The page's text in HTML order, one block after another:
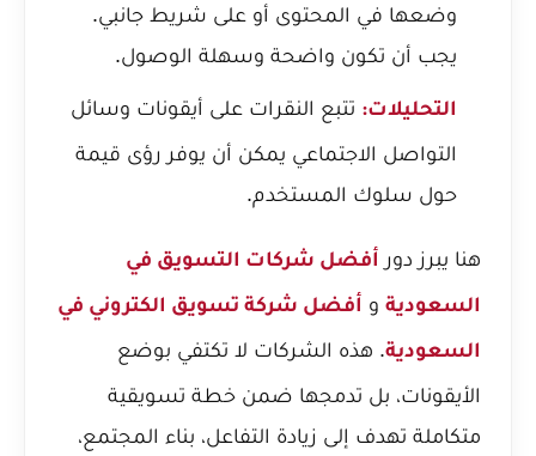
وضعها في المحتوى أو على شريط جانبي.
يجب أن تكون واضحة وسهلة الوصول.
التحليلات: تتبع النقرات على أيقونات وسائل
التواصل الاجتماعي يمكن أن يوفر رؤى قيمة
حول سلوك المستخدم.
هنا يبرز دور أفضل شركات التسويق في
السعودية و أفضل شركة تسويق الكتروني في
السعودية. هذه الشركات لا تكتفي بوضع
الأيقونات، بل تدمجها ضمن خطة تسويقية
متكاملة تهدف إلى زيادة التفاعل، بناء المجتمع،